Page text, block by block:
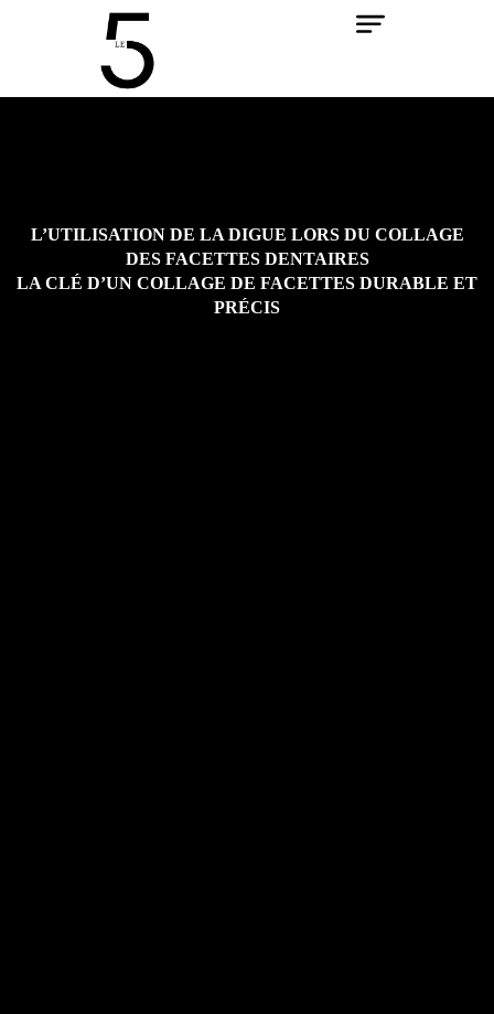
L’UTILISATION DE LA DIGUE LORS DU COLLAGE
DES FACETTES DENTAIRES
LA CLÉ D’UN COLLAGE DE FACETTES DURABLE ET
PRÉCIS